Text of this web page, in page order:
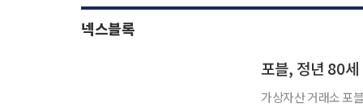
넥스블록
포블, 정년 80
가상자산 거래소 포